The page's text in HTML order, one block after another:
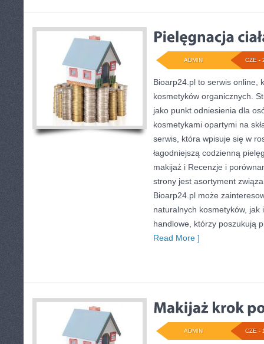
CZE -
ADMIN
Bioarp24.pl to serwis online,
kosmetyków organicznych.
jako punkt odniesienia dla
kosmetykami opartymi na
serwis, która wpisuje się w
łagodniejszą codzienną
makijaż i Recenzje i
strony jest asortyment
Bioarp24.pl może
naturalnych kosmetyków, jak
handlowe, którzy poszukują
Read More ]
CZE -
ADMIN